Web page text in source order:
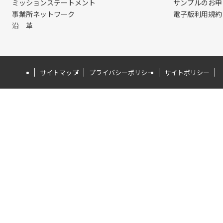
ミッションステートメント
事業所ネットワーク
沿 革
サンプルのお
電子版利用規約
サイトマップ プライバシーポリシー サイトポリシー